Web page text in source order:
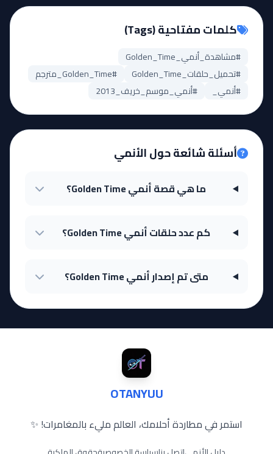
كلمات مفتاحية (Tags)
#مشاهدة_أنمي_Golden_Time
#تحميل_حلقات_Golden_Time
#Golden_Time_مترجم
#أنمي_
#أنمي_موسم_خريف_2013
أسئلة شائعة حول الأنمي
ما هي قصة أنمي Golden Time؟
كم عدد حلقات أنمي Golden Time؟
متى تم إصدار أنمي Golden Time؟
OTANYUU
استمر في مطاردة أحلامك، العالم مليء بالمغامرات! ✨